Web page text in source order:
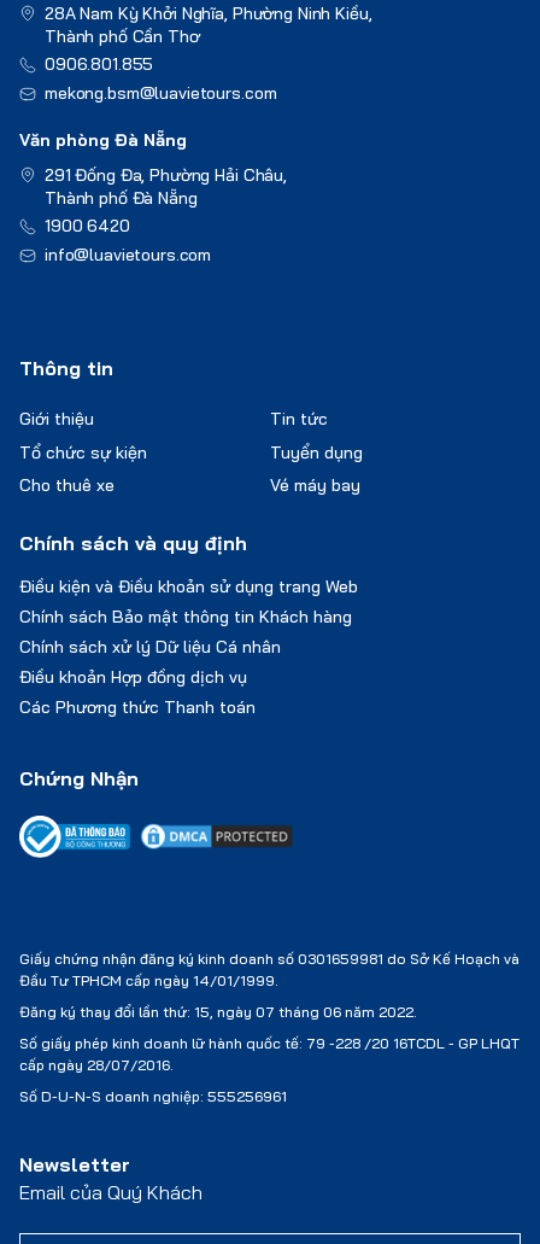
Chứng Nhận
Giấy chứng nhận đăng ký kinh doanh số 0301659981 do Sở Kế Hoạch và
Đầu Tư TPHCM cấp ngày 14/01/1999.
Đăng ký thay đổi lần thứ: 15, ngày 07 tháng 06 năm 2022.
Số giấy phép kinh doanh lữ hành quốc tế: 79 -228 /20 16TCDL - GP LHQT
cấp ngày 28/07/2016.
Số D-U-N-S doanh nghiệp: 555256961
28A Nam Kỳ Khởi Nghĩa, Phường Ninh Kiều,
Thành phố Cần Thơ
0906.801.855
mekong.bsm@luavietours.com
Văn phòng Đà Nẵng
291 Đống Đa, Phường Hải Châu,
Thành phố Đà Nẵng
1900 6420
info@luavietours.com
Thông tin
Giới thiệu
Tổ chức sự kiện
Cho thuê xe
Vé máy bay
Tin tức
Tuyển dụng
Chính sách và quy định
Điều kiện và Điều khoản sử dụng trang Web
Chính sách Bảo mật thông tin Khách hàng
Chính sách xử lý Dữ liệu Cá nhân
Điều khoản Hợp đồng dịch vụ
Các Phương thức Thanh toán
Newsletter
Email của Quý Khách